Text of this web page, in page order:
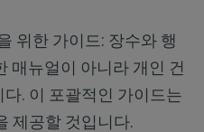
위한 가이드: 장수와 행
매뉴얼이 아니라 개인 건
. 이 포괄적인 가이드는
제공할 것입니다.